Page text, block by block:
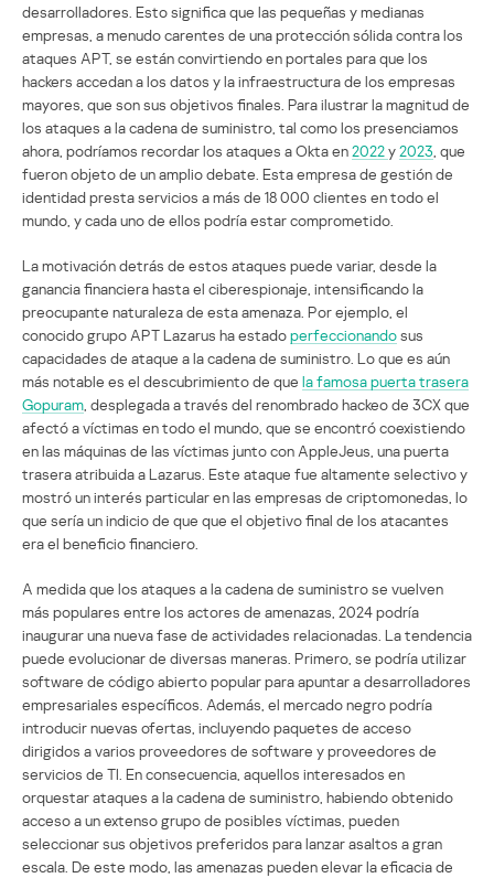
desarrolladores. Esto significa que las pequeñas y medianas
empresas, a menudo carentes de una protección sólida contra los
ataques APT, se están convirtiendo en portales para que los
hackers accedan a los datos y la infraestructura de los empresas
mayores, que son sus objetivos finales. Para ilustrar la magnitud de
los ataques a la cadena de suministro, tal como los presenciamos
ahora, podríamos recordar los ataques a Okta en2022y2023 , que
fueron objeto de un amplio debate. Esta empresa de gestión de
identidad presta servicios a más de 18 000 clientes en todo el
mundo, y cada uno de ellos podría estar comprometido.
La motivación detrás de estos ataques puede variar, desde la
ganancia financiera hasta el ciberespionaje, intensificando la
preocupante naturaleza de esta amenaza. Por ejemplo, el
conocido grupo APT Lazarus ha estadoperfeccionandosus
capacidades de ataque a la cadena de suministro. Lo que es aún
más notable es el descubrimiento de que la famosa puerta trasera
Gopuram , desplegada a través del renombrado hackeo de 3CX que
afectó a víctimas en todo el mundo, que se encontró coexistiendo
en las máquinas de las víctimas junto con AppleJeus, una puerta
trasera atribuida a Lazarus. Este ataque fue altamente selectivo y
mostró un interés particular en las empresas de criptomonedas, lo
que sería un indicio de que que el objetivo final de los atacantes
era el beneficio financiero.
A medida que los ataques a la cadena de suministro se vuelven
más populares entre los actores de amenazas, 2024 podría
inaugurar una nueva fase de actividades relacionadas. La tendencia
puede evolucionar de diversas maneras. Primero, se podría utilizar
software de código abierto popular para apuntar a desarrolladores
empresariales específicos. Además, el mercado negro podría
introducir nuevas ofertas, incluyendo paquetes de acceso
dirigidos a varios proveedores de software y proveedores de
servicios de TI. En consecuencia, aquellos interesados en
orquestar ataques a la cadena de suministro, habiendo obtenido
acceso a un extenso grupo de posibles víctimas, pueden
seleccionar sus objetivos preferidos para lanzar asaltos a gran
escala. De este modo, las amenazas pueden elevar la eficacia de